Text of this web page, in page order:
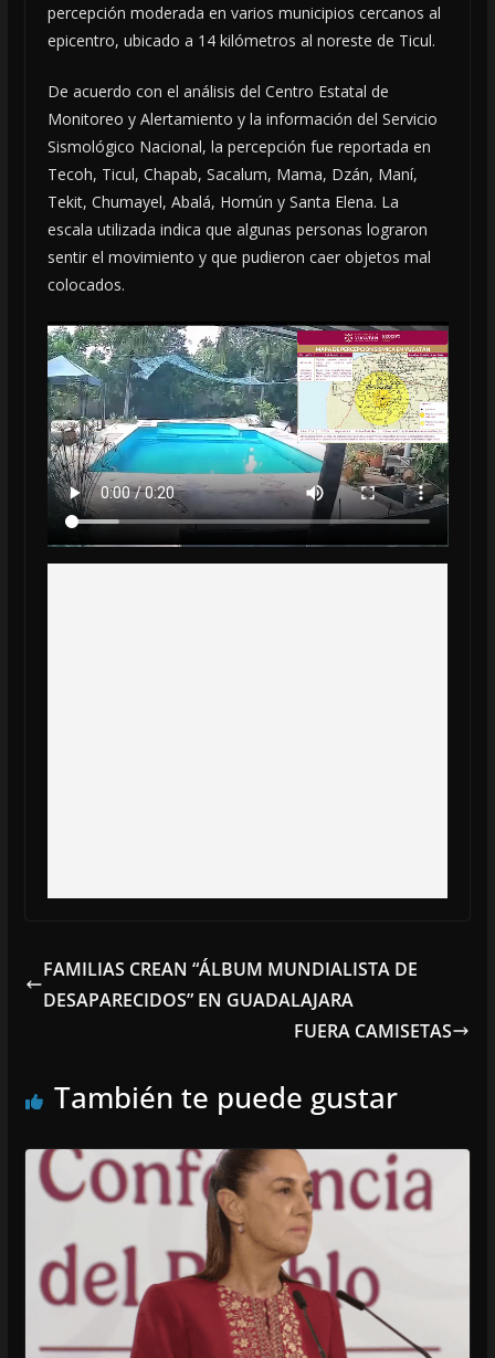
percepción moderada en varios municipios cercanos al
epicentro, ubicado a 14 kilómetros al noreste de Ticul.
De acuerdo con el análisis del Centro Estatal de
Monitoreo y Alertamiento y la información del Servicio
Sismológico Nacional, la percepción fue reportada en
Tecoh, Ticul, Chapab, Sacalum, Mama, Dzán, Maní,
Tekit, Chumayel, Abalá, Homún y Santa Elena. La
escala utilizada indica que algunas personas lograron
sentir el movimiento y que pudieron caer objetos mal
colocados.
FAMILIAS CREAN “ÁLBUM MUNDIALISTA DE
DESAPARECIDOS” EN GUADALAJARA
FUERA CAMISETAS
También te puede gustar